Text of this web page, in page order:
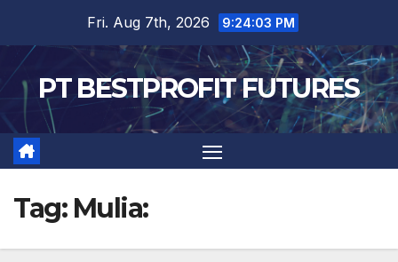
content
Fri. Aug 7th, 2026 9:24:04 PM
PT BESTPROFIT FUTURES
Tag: Mulia: